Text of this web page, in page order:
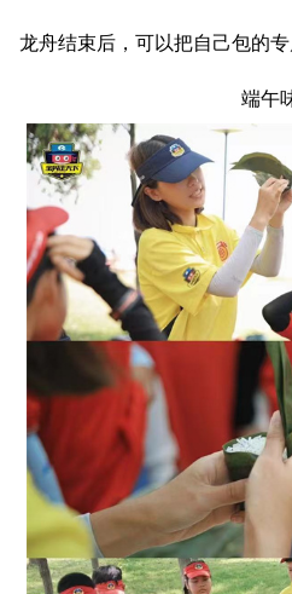
龙舟结束后，可以把自己包的
端午